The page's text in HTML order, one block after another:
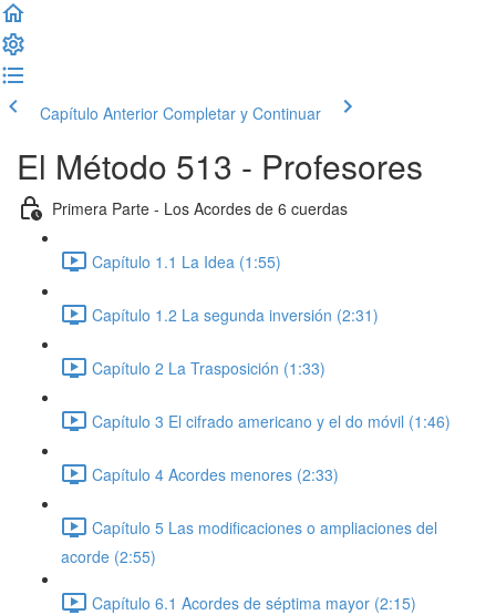
Capítulo Anterior Completar y Continuar
El Método 513 - Profesores
Primera Parte - Los Acordes de 6 cuerdas
Capítulo 1.1 La Idea (1:55)
Capítulo 1.2 La segunda inversión (2:31)
Capítulo 2 La Trasposición (1:33)
Capítulo 3 El cifrado americano y el do móvil (1:46)
Capítulo 4 Acordes menores (2:33)
Capítulo 5 Las modificaciones o ampliaciones del
acorde (2:55)
Capítulo 6.1 Acordes de séptima mayor (2:15)